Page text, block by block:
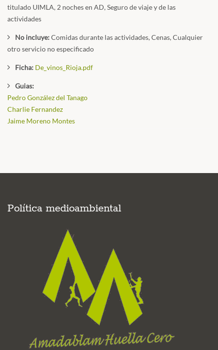
titulado UIMLA, 2 noches en AD, Seguro de viaje y de las
actividades
No incluye:Comidas durante las actividades, Cenas, Cualquier
otro servicio no especificado
Ficha: De_vinos_Rioja.pdf
Guias:
Pedro González del Tanago
Charlie Fernandez
Jaime Moreno Montes
Política medioambiental